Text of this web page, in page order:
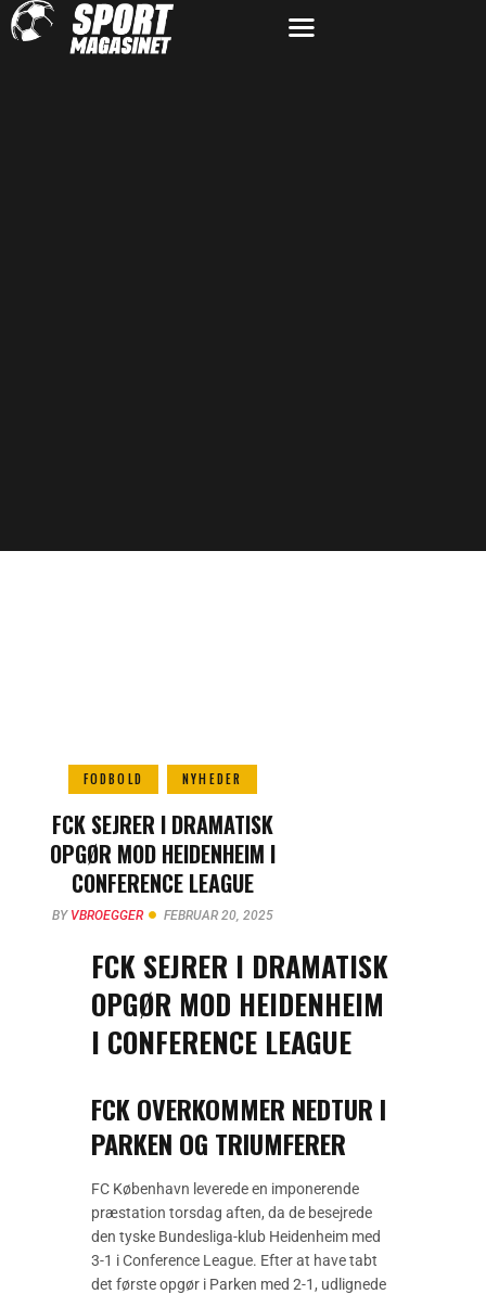
FODBOLD NYHEDER
FCK SEJRER I DRAMATISK
OPGØR MOD HEIDENHEIM I
CONFERENCE LEAGUE
BY VBROEGGER FEBRUAR 20, 2025
FCK SEJRER I DRAMATISK
OPGØR MOD HEIDENHEIM
I CONFERENCE LEAGUE
FCK OVERKOMMER NEDTUR I
PARKEN OG TRIUMFERER
FC København leverede en imponerende
præstation torsdag aften, da de besejrede
den tyske Bundesliga-klub Heidenheim med
3-1 i Conference League. Efter at have tabt
det første opgør i Parken med 2-1, udlignede